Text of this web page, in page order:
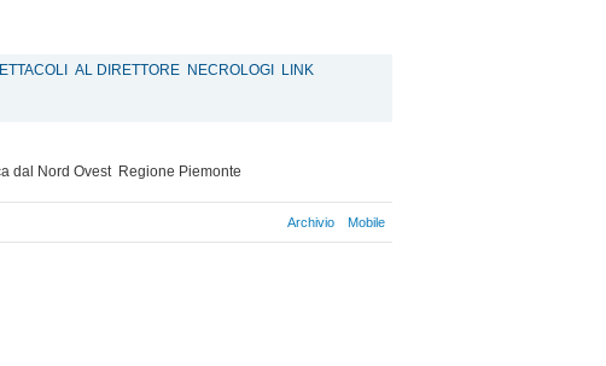
AL DIRETTORE NECROLOGI
LINK
dal Nord Ovest Regione Piemonte
Archivio Mobile